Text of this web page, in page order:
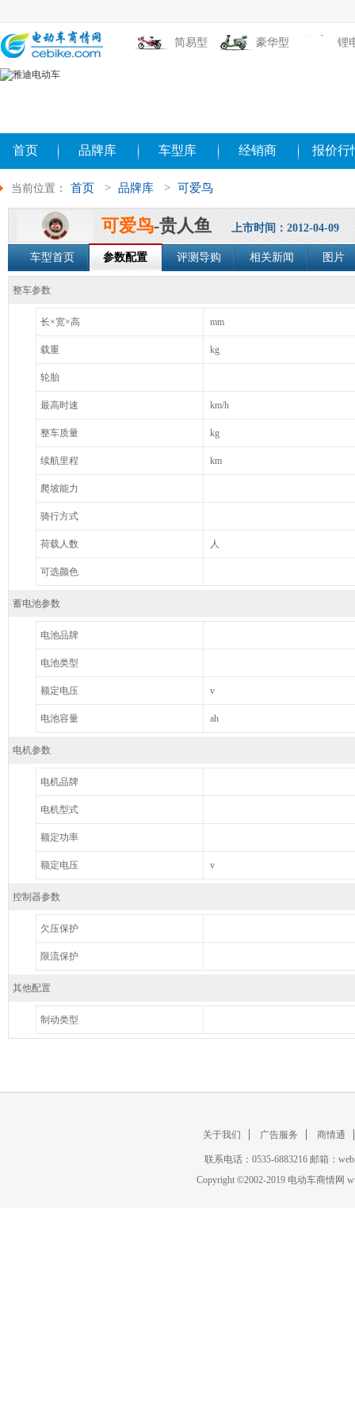
简易型 豪华型 锂
首页 品牌库 车型库 经销商 报价行
当前位置： 首页 > 品牌库 > 可爱鸟
可爱鸟-贵人鱼 上市时间：2012-04-09
车型首页 参数配置 评测导购 相关新闻 图片
整车参数
长×宽×高 mm
载重 kg
轮胎
最高时速 km/h
整车质量 kg
续航里程 km
爬坡能力
骑行方式
荷载人数 人
可选颜色
蓄电池参数
电池品牌
电池类型
额定电压 v
电池容量 ah
电机参数
电机品牌
电机型式
额定功率
额定电压 v
控制器参数
欠压保护
限流保护
其他配置
制动类型
关于我们 广告服务 商情通
联系电话：0535-6883216 邮箱：
Copyright ©2002-2019 电动车商情网